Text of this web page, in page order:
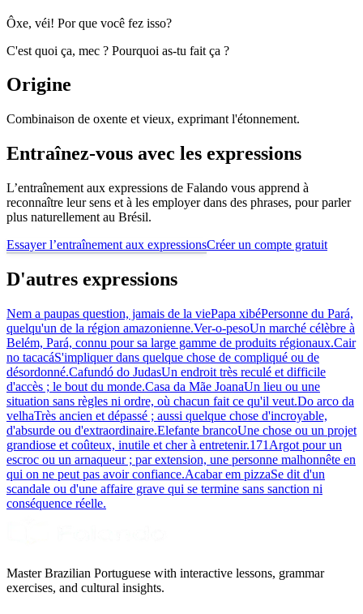
Ôxe, véi! Por que você fez isso?
C'est quoi ça, mec ? Pourquoi as-tu fait ça ?
Origine
Combinaison de oxente et vieux, exprimant l'étonnement.
Entraînez-vous avec les expressions
L’entraînement aux expressions de Falando vous apprend à
reconnaître leur sens et à les employer dans des phrases, pour parler
plus naturellement au Brésil.
Essayer l’entraînement aux expressionsCréer un compte gratuit
D'autres expressions
Nem a paupas question, jamais de la viePapa xibéPersonne du Pará,
quelqu'un de la région amazonienne.Ver-o-pesoUn marché célèbre à
Belém, Pará, connu pour sa large gamme de produits régionaux.Cair
no tacacáS'impliquer dans quelque chose de compliqué ou de
désordonné.Cafundó do JudasUn endroit très reculé et difficile
d'accès ; le bout du monde.Casa da Mãe JoanaUn lieu ou une
situation sans règles ni ordre, où chacun fait ce qu'il veut.Do arco da
velhaTrès ancien et dépassé ; aussi quelque chose d'incroyable,
d'absurde ou d'extraordinaire.Elefante brancoUne chose ou un projet
grandiose et coûteux, inutile et cher à entretenir.171 Argot pour un
escroc ou un arnaqueur ; par extension, une personne malhonnête en
qui on ne peut pas avoir confiance.Acabar em pizzaSe dit d'un
scandale ou d'une affaire grave qui se termine sans sanction ni
conséquence réelle.
Master Brazilian Portuguese with interactive lessons, grammar
exercises, and cultural insights.